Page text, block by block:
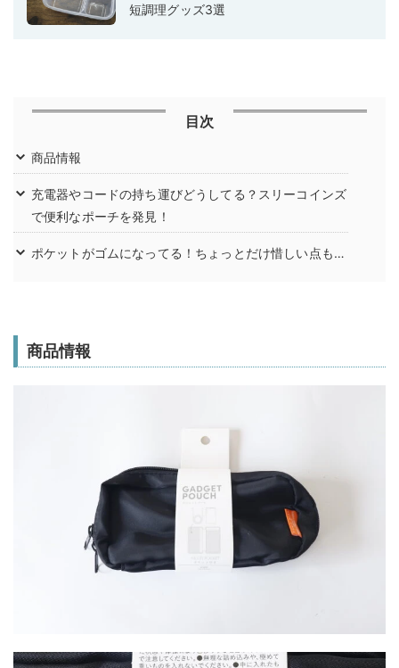
短調理グッズ3選
目次
商品情報
充電器やコードの持ち運びどうしてる？スリーコインズ
で便利なポーチを発見！
ポケットがゴムになってる！ちょっとだけ惜しい点も…
商品情報